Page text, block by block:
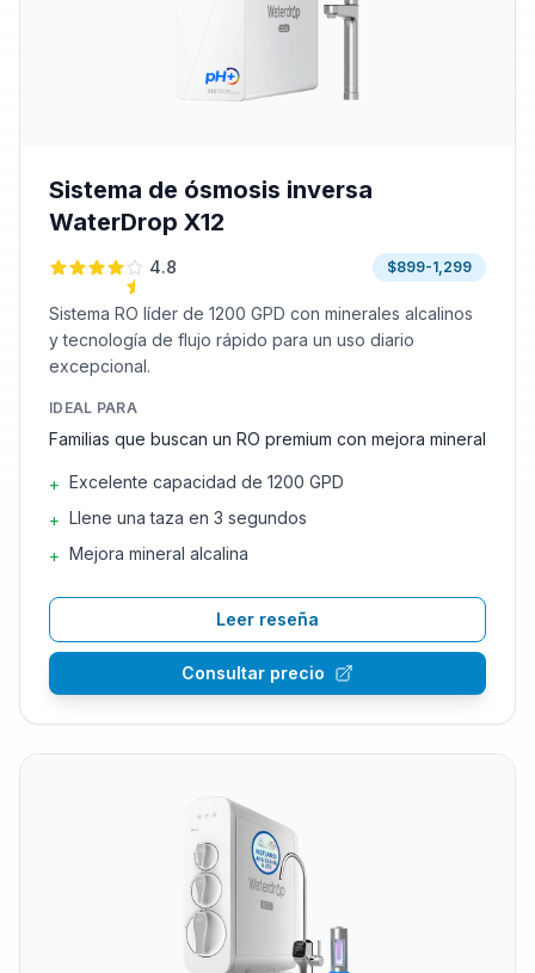
Sistema de ósmosis inversa
WaterDrop X12
4.8 $899-1,299
Sistema RO líder de 1200 GPD con minerales alcalinos
y tecnología de flujo rápido para un uso diario
excepcional.
IDEAL PARA
Familias que buscan un RO premium con mejora mineral
+ Excelente capacidad de 1200 GPD
+ Llene una taza en 3 segundos
+ Mejora mineral alcalina
Leer reseña
Consultar precio